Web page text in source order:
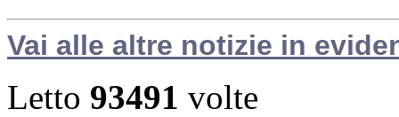
Vai alle altre notizie in
Letto 93491 volte